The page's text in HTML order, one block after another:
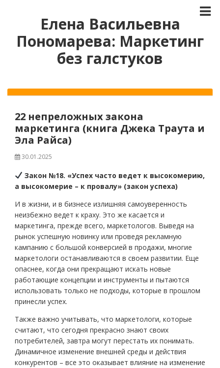
Елена Васильевна
Пономарева: Маркетинг
без галстуков
22 непреложных закона
маркетинга (книга Джека Траута и
Эла Райса)
30.01.2025
Закон №18. «Успех часто ведет к высокомерию,
а высокомерие – к провалу» (закон успеха)
И в жизни, и в бизнесе излишняя самоуверенность
неизбежно ведет к краху. Это же касается и
маркетинга, прежде всего, маркетологов. Выведя на
рынок успешную новинку или проведя рекламную
кампанию с большой конверсией в продажи, многие
маркетологи останавливаются в своем развитии. Еще
опаснее, когда они прекращают искать новые
работающие концепции и инструменты и пытаются
использовать только не подходы, которые в прошлом
принесли успех.
Также важно учитывать, что маркетологи, которые
считают, что сегодня прекрасно знают своих
потребителей, завтра могут перестать их понимать.
Динамичное изменение внешней среды и действия
конкурентов – все это оказывает влияние на изменение